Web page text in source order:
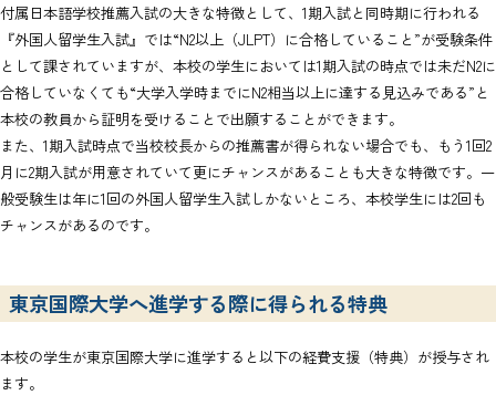
付属日本語学校推薦入試の大きな特徴として、1期入試と同時期に行われる
『外国人留学生入試』では“N2以上（JLPT）に合格していること”が受験条件
として課されていますが、本校の学生においては1期入試の時点では未だN2に
合格していなくても“大学入学時までにN2相当以上に達する見込みである”と
本校の教員から証明を受けることで出願することができます。
また、1期入試時点で当校校長からの推薦書が得られない場合でも、もう1回2
月に2期入試が用意されていて更にチャンスがあることも大きな特徴です。一
般受験生は年に1回の外国人留学生入試しかないところ、本校学生には2回も
チャンスがあるのです。
東京国際大学へ進学する際に得られる特典
本校の学生が東京国際大学に進学すると以下の経費支援（特典）が授与され
ます。